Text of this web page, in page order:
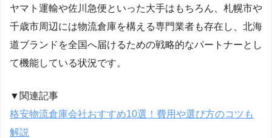
ヤマト運輸や佐川急便といった大手はもちろん、札幌市や
千歳市周辺には物流倉庫を構える専門業者も存在し、北海
道ブランドを全国へ届けるための戦略的なパートナーとし
て機能している状況です。
▼関連記事
格安物流倉庫会社おすすめ10選！費用や選び方のコツも
解説